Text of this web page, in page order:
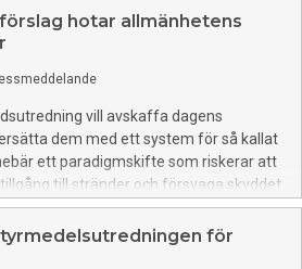
hotar allmänhetens
vill avskaffa dagens
dem med ett system för så kallat
ett paradigmskifte som riskerar att
till stränder och försvaga skyddet
varnar
för